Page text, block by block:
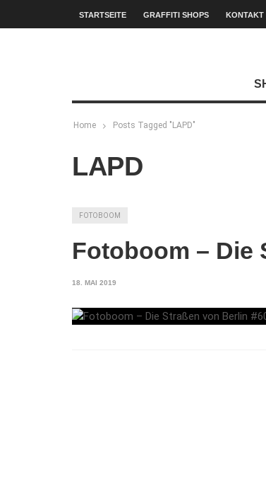
STARTSEITE GRAFFITI SHOPS KONTAKT
Home Posts Tagged "LAPD"
LAPD
FOTOBOOM
Fotoboom – Die
18. MAI 2019